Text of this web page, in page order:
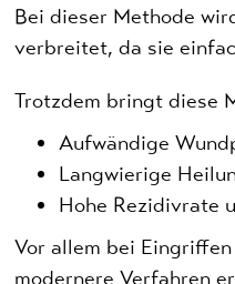
Bei dieser Methode
verbreitet, da sie
Trotzdem bringt diese
Aufwändige
Langwierige
Hohe Rezidivrate
Vor allem bei
modernere Verfahren